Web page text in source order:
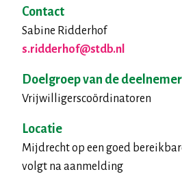
Contact
Sabine Ridderhof
s.ridderhof@stdb.nl
Doelgroep van de
Vrijwilligerscoördinatoren
Locatie
Mijdrecht op een goed
volgt na aanmelding